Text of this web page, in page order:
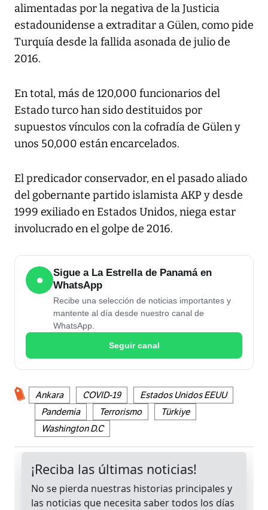
alimentadas por la negativa de la Justicia
estadounidense a extraditar a Gülen, como pide
Turquía desde la fallida asonada de julio de
2016.
En total, más de 120,000 funcionarios del
Estado turco han sido destituidos por
supuestos vínculos con la cofradía de Gülen y
unos 50,000 están encarcelados.
El predicador conservador, en el pasado aliado
del gobernante partido islamista AKP y desde
1999 exiliado en Estados Unidos, niega estar
involucrado en el golpe de 2016.
●
Sigue a La Estrella de Panamá en
WhatsApp
Recibe una selección de noticias importantes y
mantente al día desde nuestro canal de
WhatsApp.
Seguir canal
Ankara COVID-19
Estados Unidos EEUU
Pandemia
Terrorismo
Türkiye
Washington D.C